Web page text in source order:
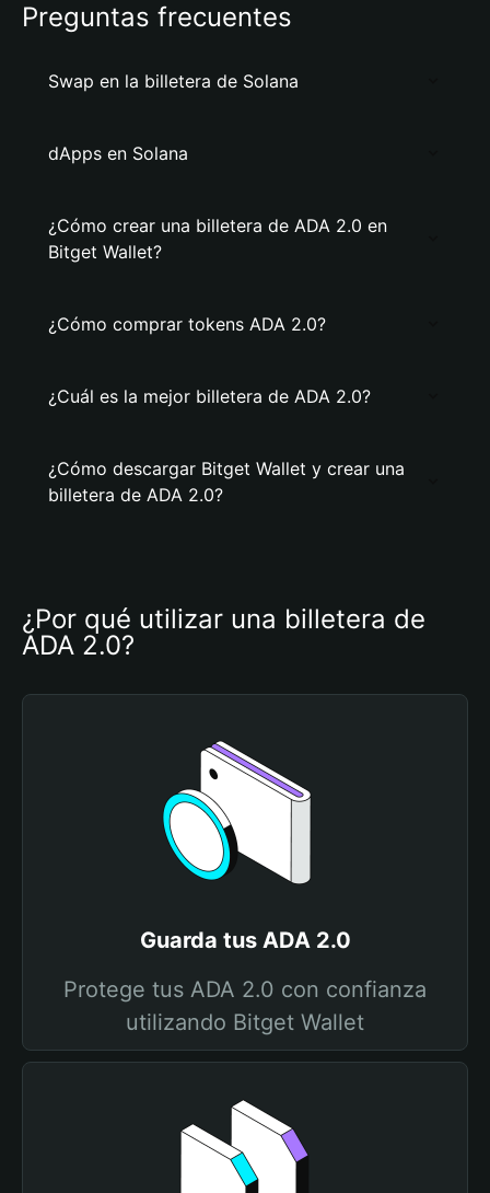
Preguntas frecuentes
Swap en la billetera de Solana
dApps en Solana
¿Cómo crear una billetera de ADA 2.0 en
Bitget Wallet?
¿Cómo comprar tokens ADA 2.0?
¿Cuál es la mejor billetera de ADA 2.0?
¿Cómo descargar Bitget Wallet y crear una
billetera de ADA 2.0?
¿Por qué utilizar una billetera de
ADA 2.0?
Guarda tus ADA 2.0
Protege tus ADA 2.0 con confianza
utilizando Bitget Wallet